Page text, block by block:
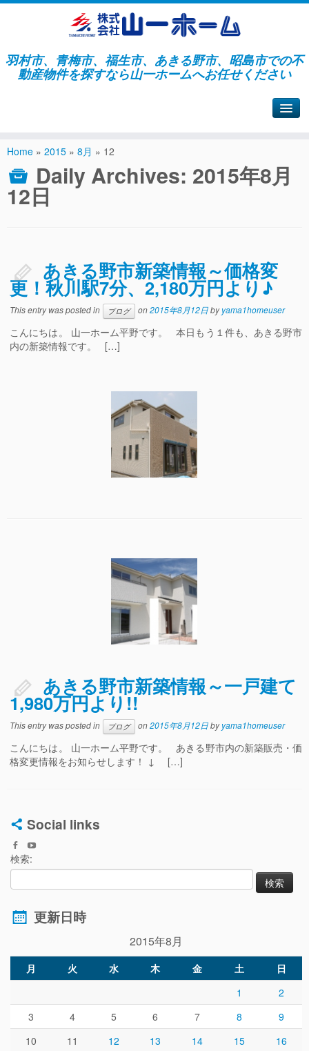
羽村市、青梅市、福生市、あきる野市、昭島市での不
動産物件を探すなら山一ホームへお任せください
Home » 2015 » 8月 » 12
Daily Archives: 2015年8月
12日
あきる野市新築情報～価格変
更！秋川駅7分、2,180万円より♪
This entry was posted in ブログ on2015年8月12日byyama1homeuser
こんにちは。 山一ホーム平野です。 本日もう１件も、あきる野市
内の新築情報です。 […]
あきる野市新築情報～一戸建て
1,980万円より!!
This entry was posted in ブログ on2015年8月12日byyama1homeuser
こんにちは。 山一ホーム平野です。 あきる野市内の新築販売・価
格変更情報をお知らせします！ ↓ […]
Social links
検索:
更新日時
2015年8月
月 火 水 木 金 土 日
1
2
3
4 5 6 7 8
9
10
11 12 13 14 15
16